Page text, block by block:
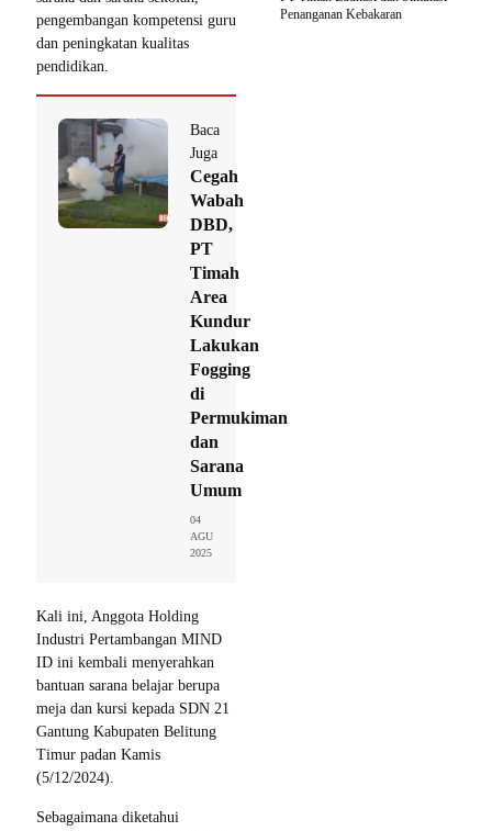
pengembangan kompetensi guru
dan peningkatan kualitas
pendidikan.
Baca
Juga
Cegah
Wabah
DBD,
PT
Timah
Area
Kundur
Lakukan
Fogging
di
Permukiman
dan
Sarana
Umum
04
AGU
2025
Kali ini, Anggota Holding
Industri Pertambangan MIND
ID ini kembali menyerahkan
bantuan sarana belajar berupa
meja dan kursi kepada SDN 21
Gantung Kabupaten Belitung
Timur padan Kamis
(5/12/2024).
Sebagaimana diketahui
Penanganan Kebakaran